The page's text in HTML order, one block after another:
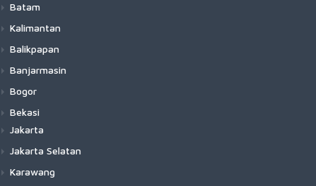
Batam
Kalimantan
Balikpapan
Banjarmasin
Bogor
Bekasi
Jakarta
Jakarta Selatan
Karawang